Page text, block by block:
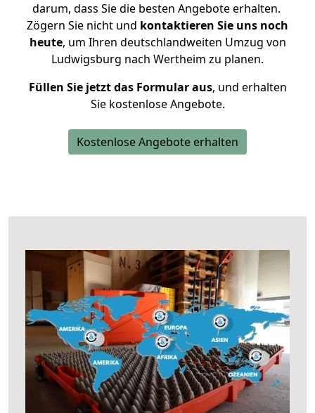
darum, dass Sie die besten Angebote erhalten.
Zögern Sie nicht und kontaktieren Sie uns noch
heute, um Ihren deutschlandweiten Umzug von
Ludwigsburg nach Wertheim zu planen.
Füllen Sie jetzt das Formular aus, und erhalten
Sie kostenlose Angebote.
Kostenlose Angebote erhalten